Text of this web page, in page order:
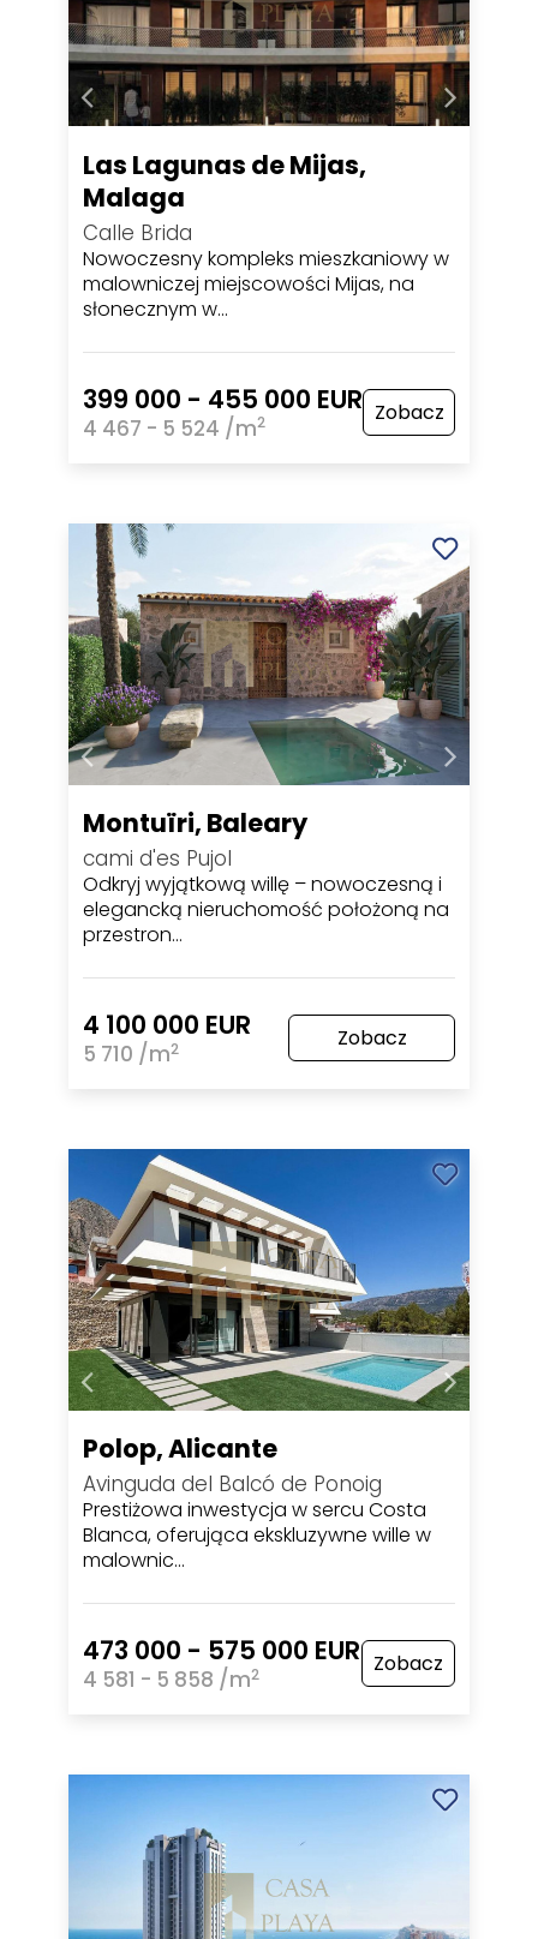
Las Lagunas de Mijas,
Malaga
Calle Brida
Nowoczesny kompleks mieszkaniowy w
malowniczej miejscowości Mijas, na
słonecznym w…
399 000 - 455 000 EUR
4 467 - 5 524 /m2 Zobacz
Montuïri, Baleary
cami d'es Pujol
Odkryj wyjątkową willę – nowoczesną i
elegancką nieruchomość położoną na
przestron…
4 100 000 EUR
5 710 /m2 Zobacz
Polop, Alicante
Avinguda del Balcó de Ponoig
Prestiżowa inwestycja w sercu Costa
Blanca, oferująca ekskluzywne wille w
malownic…
473 000 - 575 000 EUR
4 581 - 5 858 /m2 Zobacz